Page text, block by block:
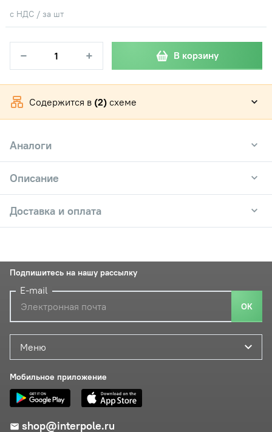
с НДС / за шт
− + В корзину
Содержится в (2) схеме
Аналоги
Описание
Доставка и оплата
Меню
Мобильное приложение
shop@interpole.ru
Подпишитесь на нашу рассылку
E-mail
ОК